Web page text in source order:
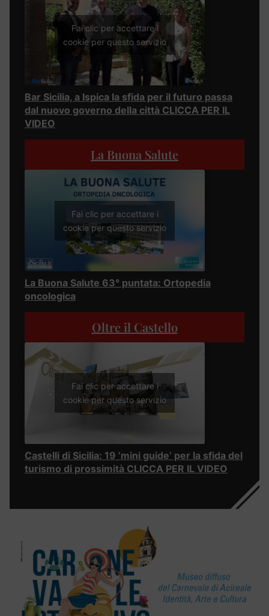
Fai clic per accettare i
cookie per questo servizio
Bar Sicilia, a Ispica la sfida per il futuro passa
dal nuovo governo della città CLICCA PER IL
VIDEO
La Buona Salute
Fai clic per accettare i
cookie per questo servizio
La Buona Salute 63° puntata: Ortopedia
oncologica
Oltre il Castello
Fai clic per accettare i
cookie per questo servizio
Castelli di Sicilia: 19 ‘mini guide’ per la sfida del
turismo di prossimità CLICCA PER IL VIDEO